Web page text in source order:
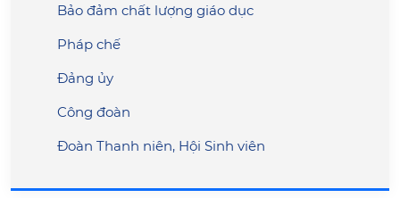
Bảo đảm chất lượng giáo dục
Pháp chế
Đảng ủy
Công đoàn
Đoàn Thanh niên, Hội Sinh viên